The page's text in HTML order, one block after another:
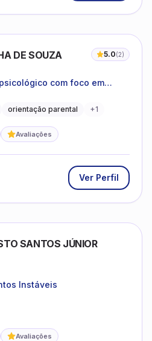
DE SOUZA 5.0(2)
com foco em
emocional e
orientação parental +1
Avaliações
Ver Perfil
SANTOS JÚNIOR
Instáveis
Avaliações